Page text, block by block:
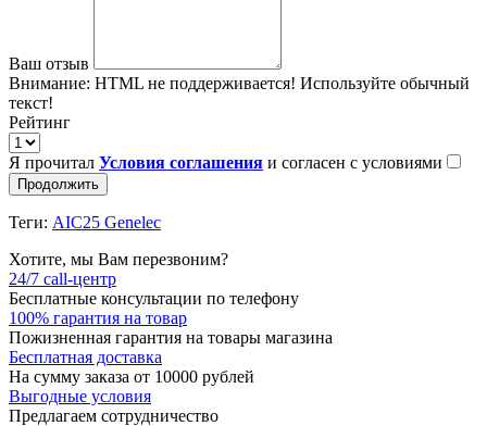
Ваш отзыв
Внимание: HTML не поддерживается! Используйте обычный
текст!
Рейтинг
Я прочитал Условия соглашения и согласен с условиями
Продолжить
Теги: AIC25 Genelec
Хотите, мы Вам перезвоним?
24/7 call-центр
Бесплатные консультации по телефону
100% гарантия на товар
Пожизненная гарантия на товары магазина
Бесплатная доставка
На сумму заказа от 10000 рублей
Выгодные условия
Предлагаем сотрудничество